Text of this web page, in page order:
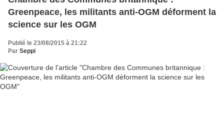
Greenpeace, les militants anti-OGM déforment la
science sur les OGM
Publié le 23/08/2015 à 21:22
Par Seppi